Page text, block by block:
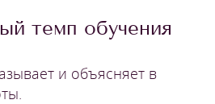
темп обучения
и объясняет в